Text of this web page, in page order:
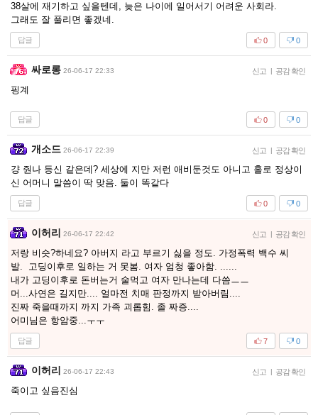
38살에 재기하고 싶을텐데, 늦은 나이에 일어서기 어려운 사회라.
그래도 잘 풀리면 좋겠네.
답글 0
0
싸로롱 26-06-17 22:33 신고 | 공감 확인
핑계
답글 0
0
개소드 26-06-17 22:39 신고 | 공감 확인
걍 줜나 등신 같은데? 세상에 지만 저런 애비둔것도 아니고 홀로 정상이
신 어머니 말씀이 딱 맞음. 둘이 똑같다
답글 0
0
이허리 26-06-17 22:42 신고 | 공감 확인
저랑 비슷?하네요? 아버지 라고 부르기 싫을 정도. 가정폭력 백수 씨
발. 고딩이후로 일하는 거 못봄. 여자 엄청 좋아함. ......
내가 고딩이후로 돈버는거 술먹고 여자 만나는데 다씀ㅡㅡ
머...사연은 길지만.... 얼마전 치매 판정까지 받아버림....
진짜 죽을때까지 까지 가족 괴롭힘. 졸 짜증....
어미님은 항암중...ㅜㅜ
답글 0
7
이허리 26-06-17 22:43 신고 | 공감 확인
죽이고 싶음진심